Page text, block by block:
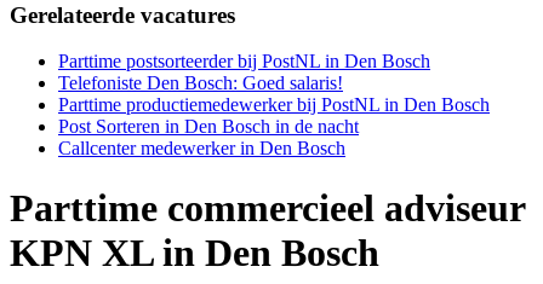
Gerelateerde vacatures
Parttime postsorteerder bij PostNL in Den Bosch
Telefoniste Den Bosch: Goed salaris!
Parttime productiemedewerker bij PostNL in Den Bosch
Post Sorteren in Den Bosch in de nacht
Callcenter medewerker in Den Bosch
Parttime commercieel adviseur
KPN XL in Den Bosch